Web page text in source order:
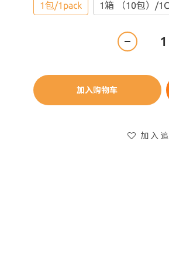
1包/1pack 1箱 （10包）/
加入购物车
加入